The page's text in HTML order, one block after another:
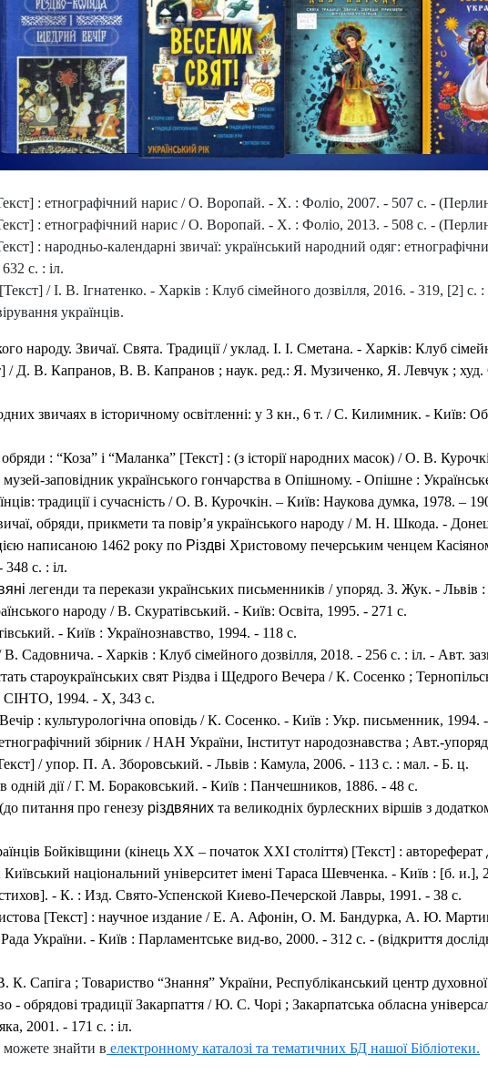
: етнографічний нарис / О. Воропай. - Х. : Фоліо, 2007. - 507 с. -
: етнографічний нарис / О. Воропай. - Х. : Фоліо, 2013. - 508 с. -
: народньо-календарні звичаї: український народний одяг:
с. : іл.
/ І. В. Ігнатенко. - Харків : Клуб сімейного дозвілля, 2016. - 319, [2] с.
українців.
народу. Звичаї. Свята. Традиції / уклад. І. І. Сметана. - Харків: Клуб
/ Д. В. Капранов, В. В. Капранов ; наук. ред.: Я. Музиченко, Я. Левчук ; худ.
звичаях в історичному освітленні: у 3 кн., 6 т. / С. Килимник. - Київ:
: “Коза” і “Маланка” [Текст] : (з історії народних масок) / О. В.
заповідник українського гончарства в Опішному. - Опішне :
традиції і сучасність / О. В. Курочкін. – Київ: Наукова думка, 1978. –
обряди, прикмети та повір’я українського народу / М. Н. Шкода. -
написаною 1462 року по Різдві Христовому печерським ченцем
с. : іл.
легенди та перекази українських письменників / упоряд. З. Жук. - Львів
народу / В. Скуратівський. - Київ: Освіта, 1995. - 271 с.
- Київ : Українознавство, 1994. - 118 с.
В. Садовнича. - Харків : Клуб сімейного дозвілля, 2018. - 256 с. : іл. - Авт.
староукраїнських свят Різдва i Щедрого Вечера / К. Сосенко ;
СIНТО, 1994. - X, 343 с.
: культурологічна оповідь / К. Сосенко. - Київ : Укр. письменник, 1994.
збірник / НАН України, Інститут народознавства ; Авт.-
/ упор. П. А. Зборовський. - Львів : Камула, 2006. - 113 с. : мал. - Б. ц.
одній дії / Г. М. Бораковський. - Київ : Панчешников, 1886. - 48 с.
питання про генезу різдвяних та великодніх бурлескних віршів з
Бойківщини (кінець XX – початок XXI століття) [Текст] :
національний університет імені Тараса Шевченка. - Київ : [б. и.],
- К. : Изд. Свято-Успенской Киево-Печерской Лавры, 1991. - 38 с.
[Текст] : научное издание / Е. А. Афонін, О. М. Бандурка, А. Ю.
України. - Київ : Парламентське вид-во, 2000. - 312 с. - (відкриття
В. К. Сапіга ; Товариство “Знання” України, Республіканський центр
обрядові традиції Закарпаття / Ю. С. Чорі ; Закарпатська обласна
2001. - 171 с. : іл.
знайти в електронному каталозі та тематичних БД нашої Бібліотеки.